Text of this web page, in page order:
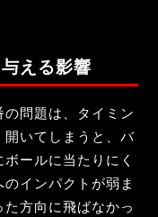
える影響
問題は、タイミン
開いてしまうと、バ
ールに当たりにく
インパクトが弱ま
方向に飛ばなかっ